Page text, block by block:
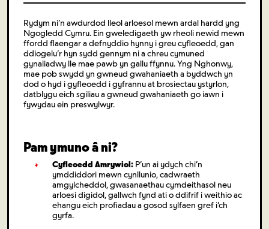
Rydym ni’n awdurdod lleol arloesol mewn ardal hardd yng
Ngogledd Cymru. Ein gweledigaeth yw rheoli newid mewn
ffordd flaengar a defnyddio hynny i greu cyfleoedd, gan
ddiogelu’r hyn sydd gennym ni a chreu cymuned
gynaliadwy lle mae pawb yn gallu ffynnu. Yng Nghonwy,
mae pob swydd yn gwneud gwahaniaeth a byddwch yn
dod o hyd i gyfleoedd i gyfrannu at brosiectau ystyrlon,
datblygu eich sgiliau a gwneud gwahaniaeth go iawn i
fywydau ein preswylwyr.
Pam ymuno â ni?
Cyfleoedd Amrywiol: P’un ai ydych chi’n
ymddiddori mewn cynllunio, cadwraeth
amgylcheddol, gwasanaethau cymdeithasol neu
arloesi digidol, gallwch fynd ati o ddifrif i weithio ac
ehangu eich profiadau a gosod sylfaen gref i’ch
gyrfa.